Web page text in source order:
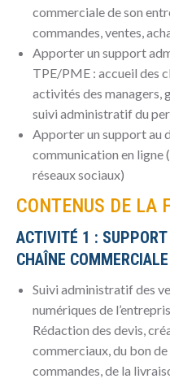
commerciale de son
commandes, ventes,
Apporter un support
TPE/PME : accueil des
activités des managers,
suivi administratif du
Apporter un support au
communication en ligne
réseaux sociaux)
CONTENUS DE LA
ACTIVITÉ 1 :
CHAÎNE COMMERCIALE
Suivi administratif des
numériques de
Rédaction des devis,
commerciaux, du bon
commandes, de la